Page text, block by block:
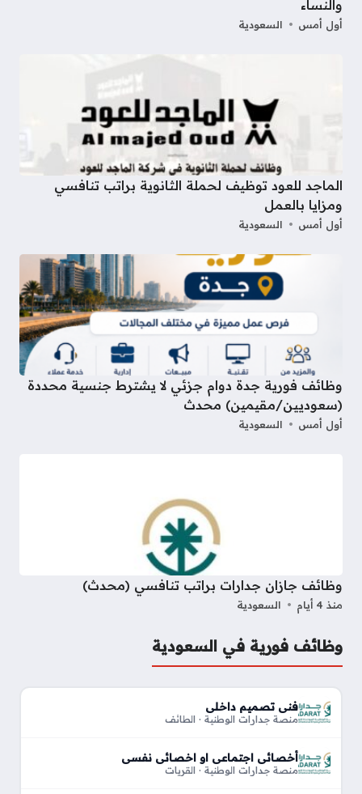
والنساء
أول أمس السعودية
الماجد للعود توظيف لحملة الثانوية براتب تنافسي
ومزايا بالعمل
أول أمس السعودية
وظائف فورية جدة دوام جزئي لا يشترط جنسية محددة
(سعوديين/مقيمين) محدث
أول أمس السعودية
وظائف جازان جدارات براتب تنافسي (محدث)
منذ 4 أيام السعودية
وظائف فورية في السعودية
فني تصميم داخلي
منصة جدارات الوطنية · الطائف
أخصائي اجتماعي او اخصائي نفسي
منصة جدارات الوطنية · القريات